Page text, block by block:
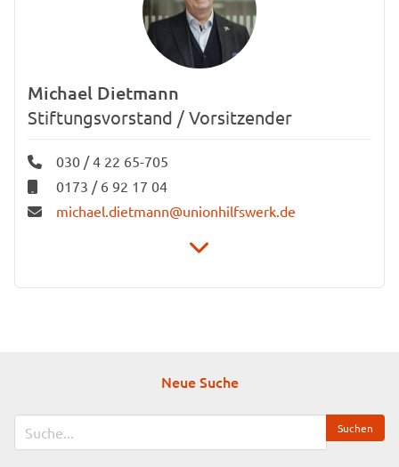
Michael Dietmann
Stiftungsvorstand / Vorsitzender
030 / 4 22 65-705
0173 / 6 92 17 04
michael.dietmann@unionhilfswerk.de
Stiftung Unionhilfswerk Berlin
Neue Suche